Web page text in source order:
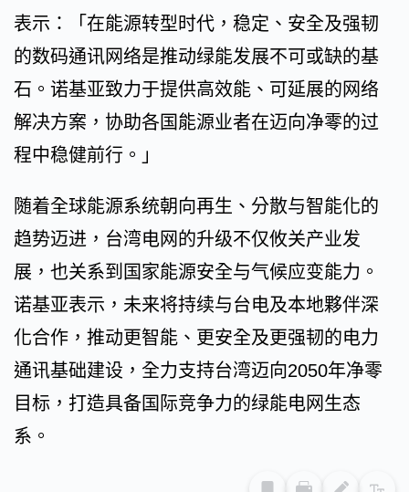
表示：「在能源转型时代，稳定、安全及强韧
的数码通讯网络是推动绿能发展不可或缺的基
石。诺基亚致力于提供高效能、可延展的网络
解决方案，协助各国能源业者在迈向净零的过
程中稳健前行。」
随着全球能源系统朝向再生、分散与智能化的
趋势迈进，台湾电网的升级不仅攸关产业发
展，也关系到国家能源安全与气候应变能力。
诺基亚表示，未来将持续与台电及本地夥伴深
化合作，推动更智能、更安全及更强韧的电力
通讯基础建设，全力支持台湾迈向2050年净零
目标，打造具备国际竞争力的绿能电网生态
系。